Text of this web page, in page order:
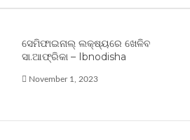
ସେମିଫାଇନାଲ୍ ଲକ୍ଷ୍ୟରେ ଖେଳିବ
ସା.ଆଫ୍ରିକା – Ibnodisha
November 1, 2023